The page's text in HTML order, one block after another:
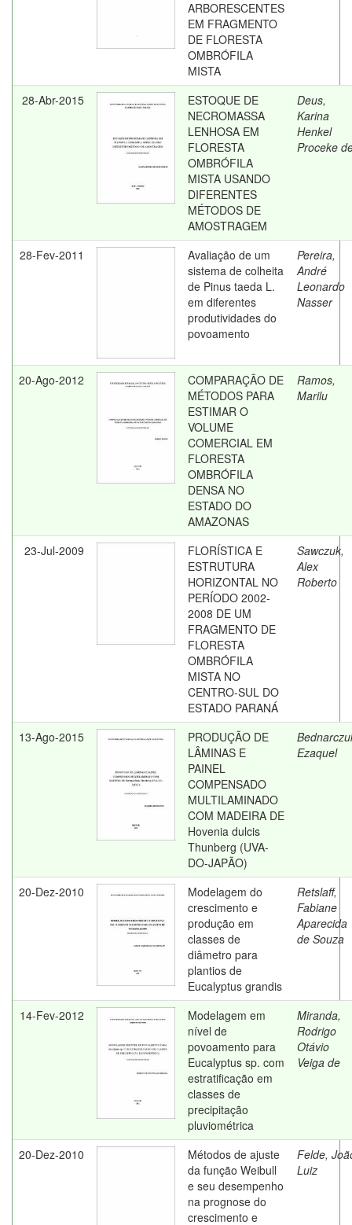
ARBORESCENTES
EM FRAGMENTO
DE FLORESTA
OMBRÓFILA
MISTA
28-Abr-2015
ESTOQUE DE
NECROMASSA
LENHOSA EM
FLORESTA
OMBRÓFILA
MISTA USANDO
DIFERENTES
MÉTODOS DE
AMOSTRAGEM
Deus,
Karina
Henkel
Proceke
28-Fev-2011
Avaliação de um
sistema de colheita
de Pinus taeda L.
em diferentes
produtividades do
povoamento
Pereira,
André
Leonardo
Nasser
20-Ago-2012
COMPARAÇÃO DE
MÉTODOS PARA
ESTIMAR O
VOLUME
COMERCIAL EM
FLORESTA
OMBRÓFILA
DENSA NO
ESTADO DO
AMAZONAS
Ramos,
Marilu
23-Jul-2009
FLORÍSTICA E
ESTRUTURA
HORIZONTAL NO
PERÍODO 2002-
2008 DE UM
FRAGMENTO DE
FLORESTA
OMBRÓFILA
MISTA NO
CENTRO-SUL DO
ESTADO PARANÁ
Sawczuk,
Alex
Roberto
13-Ago-2015
PRODUÇÃO DE
LÂMINAS E
PAINEL
COMPENSADO
MULTILAMINADO
COM MADEIRA DE
Hovenia dulcis
Thunberg (UVA-
DO-JAPÃO)
Ezaquel
20-Dez-2010
Modelagem do
crescimento e
produção em
classes de
diâmetro para
plantios de
Eucalyptus grandis
Retslaff,
Fabiane
Aparecida
de Souza
14-Fev-2012
Modelagem em
nível de
povoamento para
Eucalyptus sp. com
estratificação em
classes de
precipitação
pluviométrica
Miranda,
Rodrigo
Otávio
Veiga de
20-Dez-2010
Métodos de ajuste
da função Weibull
e seu desempenho
na prognose do
crescimento e
Felde,
Luiz